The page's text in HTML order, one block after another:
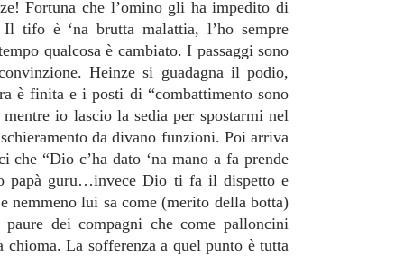
Fortuna che l’omino gli ha impedito di
tifo è ‘na brutta malattia, l’ho sempre
qualcosa è cambiato. I passaggi sono
Heinze si guadagna il podio,
è finita e i posti di “combattimento sono
io lascio la sedia per spostarmi nel
da divano funzioni. Poi arriva
“Dio c’ha dato ‘na mano a fa prende
papà guru…invece Dio ti fa il dispetto e
nemmeno lui sa come (merito della botta)
dei compagni che come palloncini
La sofferenza a quel punto è tutta